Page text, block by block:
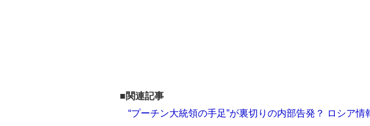
■関連記事
“プーチン大統領の手足”が裏切りの内部告発？ ロシア